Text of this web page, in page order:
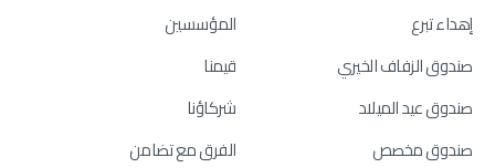
إهداء تبرع
صندوق الزفاف الخيري
صندوق عيد الميلاد
صندوق مخصص
المؤسسين
قيمنا
شركاؤنا
الفرق مع تضامن